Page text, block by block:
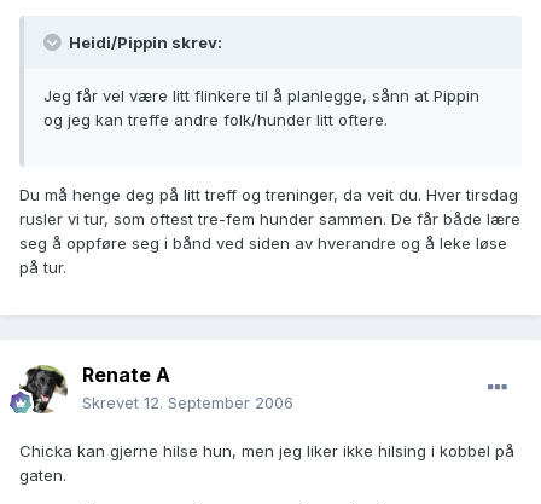
Heidi/Pippin skrev:
Jeg får vel være litt flinkere til å planlegge, sånn at Pippin
og jeg kan treffe andre folk/hunder litt oftere.
Du må henge deg på litt treff og treninger, da veit du. Hver tirsdag
rusler vi tur, som oftest tre-fem hunder sammen. De får både lære
seg å oppføre seg i bånd ved siden av hverandre og å leke løse
på tur.
Renate A
Skrevet 12. September 2006
Chicka kan gjerne hilse hun, men jeg liker ikke hilsing i kobbel på
gaten.